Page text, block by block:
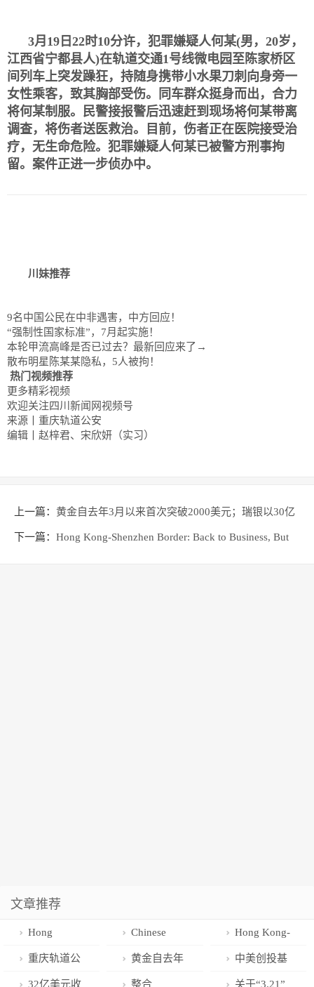
3月19日22时10分许，犯罪嫌疑人何某(男，20岁，
江西省宁都县人)在轨道交通1号线微电园至陈家桥区
间列车上突发躁狂，持随身携带小水果刀刺向身旁一
女性乘客，致其胸部受伤。同车群众挺身而出，合力
将何某制服。民警接报警后迅速赶到现场将何某带离
调查，将伤者送医救治。目前，伤者正在医院接受治
疗，无生命危险。 犯罪嫌疑人何某已被警方刑事拘
留。 案件正进一步侦办中。
川妹推荐
9名中国公民在中非遇害，中方回应！
“强制性国家标准”，7月起实施！
本轮甲流高峰是否已过去？最新回应来了→
散布明星陈某某隐私，5人被拘！
热门视频推荐
更多精彩视频
欢迎关注四川新闻网视频号
来源丨重庆轨道公安
编辑丨赵梓君、宋欣妍（实习）
上一篇： 黄金自去年3月以来首次突破2000美元；瑞银以30亿
瑞士法郎收购瑞信 | 科股快报
下一篇： Hong Kong-Shenzhen Border: Back to Business, But
文章推荐
Hong
Kong’s
‘Daigou’ Trade
Chinese
Coconut Drink
Known for
Hong Kong-
Shenzhen
Border: Back
重庆轨道公
安：已刑拘！
黄金自去年
3月以来首次
中美创投基
金也在走向“脱
32亿美元收 整合 关于“3.21”